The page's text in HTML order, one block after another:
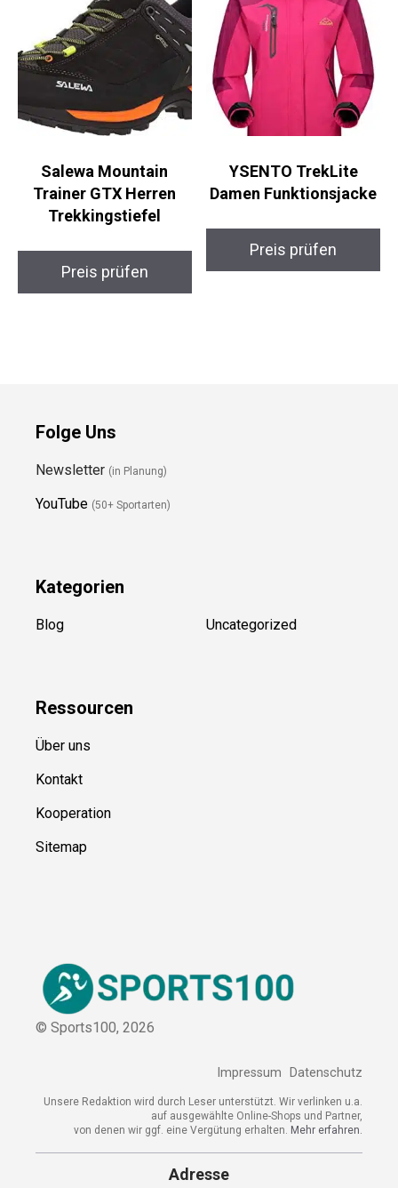
Salewa Mountain
Trainer GTX Herren
Trekkingstiefel
Preis prüfen
YSENTO TrekLite
Damen Funktionsjacke
Preis prüfen
Folge Uns
Newsletter (in Planung)
YouTube (50+ Sportarten)
Kategorien
Blog Uncategorized
Ressourcen
Über uns
Kontakt
Kooperation
Sitemap
© Sports100, 2026
Impressum Datenschutz
Unsere Redaktion wird durch Leser unterstützt. Wir verlinken
u.a. auf ausgewählte Online-Shops und Partner,
von denen wir ggf. eine Vergütung erhalten.Mehr erfahren.
Adresse